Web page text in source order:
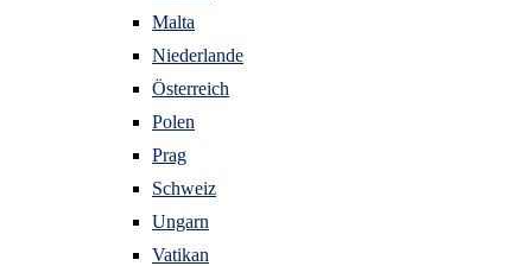
Malta
Niederlande
Österreich
Polen
Prag
Schweiz
Ungarn
Vatikan